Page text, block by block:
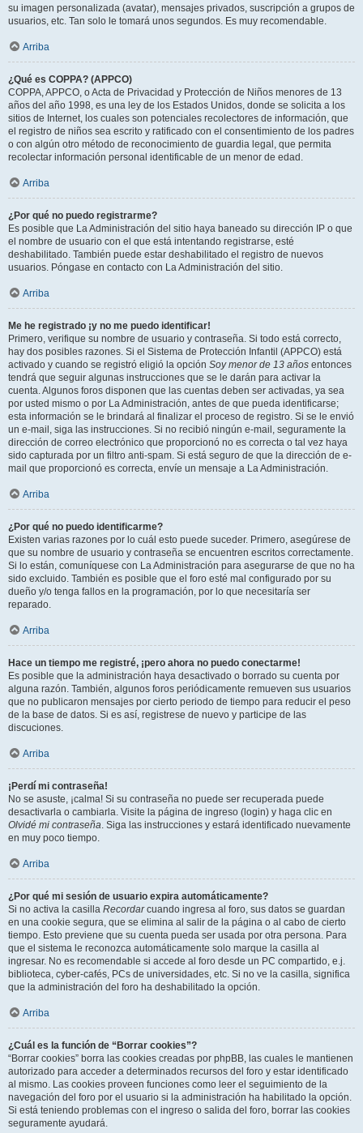
su imagen personalizada (avatar), mensajes privados, suscripción a grupos de
usuarios, etc. Tan solo le tomará unos segundos. Es muy recomendable.
Arriba
¿Qué es COPPA? (APPCO)
COPPA, APPCO, o Acta de Privacidad y Protección de Niños menores de 13
años del año 1998, es una ley de los Estados Unidos, donde se solicita a los
sitios de Internet, los cuales son potenciales recolectores de información, que
el registro de niños sea escrito y ratificado con el consentimiento de los padres
o con algún otro método de reconocimiento de guardia legal, que permita
recolectar información personal identificable de un menor de edad.
Arriba
¿Por qué no puedo registrarme?
Es posible que La Administración del sitio haya baneado su dirección IP o que
el nombre de usuario con el que está intentando registrarse, esté
deshabilitado. También puede estar deshabilitado el registro de nuevos
usuarios. Póngase en contacto con La Administración del sitio.
Arriba
Me he registrado ¡y no me puedo identificar!
Primero, verifique su nombre de usuario y contraseña. Si todo está correcto,
hay dos posibles razones. Si el Sistema de Protección Infantil (APPCO) está
activado y cuando se registró eligió la opción Soy menor de 13 años entonces
tendrá que seguir algunas instrucciones que se le darán para activar la
cuenta. Algunos foros disponen que las cuentas deben ser activadas, ya sea
por usted mismo o por La Administración, antes de que pueda identificarse;
esta información se le brindará al finalizar el proceso de registro. Si se le envió
un e-mail, siga las instrucciones. Si no recibió ningún e-mail, seguramente la
dirección de correo electrónico que proporcionó no es correcta o tal vez haya
sido capturada por un filtro anti-spam. Si está seguro de que la dirección de e-
mail que proporcionó es correcta, envíe un mensaje a La Administración.
Arriba
¿Por qué no puedo identificarme?
Existen varias razones por lo cuál esto puede suceder. Primero, asegúrese de
que su nombre de usuario y contraseña se encuentren escritos correctamente.
Si lo están, comuníquese con La Administración para asegurarse de que no ha
sido excluido. También es posible que el foro esté mal configurado por su
dueño y/o tenga fallos en la programación, por lo que necesitaría ser
reparado.
Arriba
Hace un tiempo me registré, ¡pero ahora no puedo conectarme!
Es posible que la administración haya desactivado o borrado su cuenta por
alguna razón. También, algunos foros periódicamente remueven sus usuarios
que no publicaron mensajes por cierto periodo de tiempo para reducir el peso
de la base de datos. Si es así, registrese de nuevo y participe de las
discuciones.
Arriba
¡Perdí mi contraseña!
No se asuste, ¡calma! Si su contraseña no puede ser recuperada puede
desactivarla o cambiarla. Visite la página de ingreso (login) y haga clic en
Olvidé mi contraseña. Siga las instrucciones y estará identificado nuevamente
en muy poco tiempo.
Arriba
¿Por qué mi sesión de usuario expira automáticamente?
Si no activa la casilla Recordarcuando ingresa al foro, sus datos se guardan
en una cookie segura, que se elimina al salir de la página o al cabo de cierto
tiempo. Esto previene que su cuenta pueda ser usada por otra persona. Para
que el sistema le reconozca automáticamente solo marque la casilla al
ingresar. No es recomendable si accede al foro desde un PC compartido, e.j.
biblioteca, cyber-cafés, PCs de universidades, etc. Si no ve la casilla, significa
que la administración del foro ha deshabilitado la opción.
Arriba
¿Cuál es la función de “Borrar cookies”?
“Borrar cookies” borra las cookies creadas por phpBB, las cuales le mantienen
autorizado para acceder a determinados recursos del foro y estar identificado
al mismo. Las cookies proveen funciones como leer el seguimiento de la
navegación del foro por el usuario si la administración ha habilitado la opción.
Si está teniendo problemas con el ingreso o salida del foro, borrar las cookies
seguramente ayudará.